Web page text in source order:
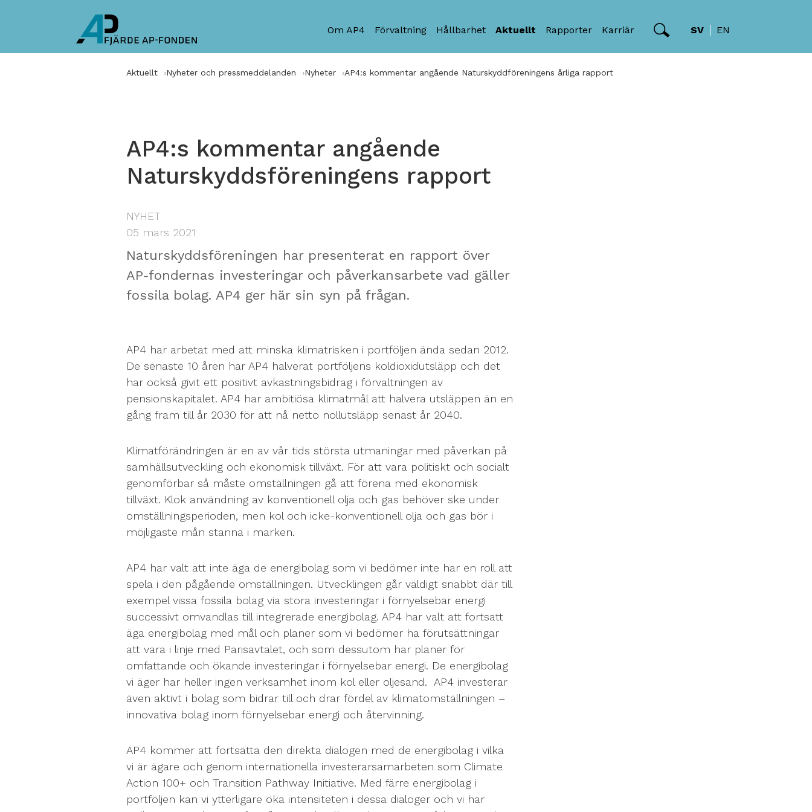
Om AP4 Förvaltning Hållbarhet Aktuellt Rapporter Karriär SV EN
Aktuellt Nyheter och pressmeddelanden Nyheter AP4:s kommentar angående Naturskyddföreningens årliga rapport
AP4:s kommentar angående
Naturskyddsföreningens rapport
NYHET
05 mars 2021
Naturskyddsföreningen har presenterat en rapport över
AP-fondernas investeringar och påverkansarbete vad gäller
fossila bolag. AP4 ger här sin syn på frågan.
AP4 har arbetat med att minska klimatrisken i portföljen ända sedan 2012.
De senaste 10 åren har AP4 halverat portföljens koldioxidutsläpp och det
har också givit ett positivt avkastningsbidrag i förvaltningen av
pensionskapitalet. AP4 har ambitiösa klimatmål att halvera utsläppen än en
gång fram till år 2030 för att nå netto nollutsläpp senast år 2040.
Klimatförändringen är en av vår tids största utmaningar med påverkan på
samhällsutveckling och ekonomisk tillväxt. För att vara politiskt och socialt
genomförbar så måste omställningen gå att förena med ekonomisk
tillväxt. Klok användning av konventionell olja och gas behöver ske under
omställningsperioden, men kol och icke-konventionell olja och gas bör i
möjligaste mån stanna i marken.
AP4 har valt att inte äga de energibolag som vi bedömer inte har en roll att
spela i den pågående omställningen. Utvecklingen går väldigt snabbt där till
exempel vissa fossila bolag via stora investeringar i förnyelsebar energi
successivt omvandlas till integrerade energibolag. AP4 har valt att fortsatt
äga energibolag med mål och planer som vi bedömer ha förutsättningar
att vara i linje med Parisavtalet, och som dessutom har planer för
omfattande och ökande investeringar i förnyelsebar energi. De energibolag
vi äger har heller ingen verksamhet inom kol eller oljesand. AP4 investerar
även aktivt i bolag som bidrar till och drar fördel av klimatomställningen –
innovativa bolag inom förnyelsebar energi och återvinning.
AP4 kommer att fortsätta den direkta dialogen med de energibolag i vilka
vi är ägare och genom internationella investerarsamarbeten som Climate
Action 100+ och Transition Pathway Initiative. Med färre energibolag i
portföljen kan vi ytterligare öka intensiteten i dessa dialoger och vi har